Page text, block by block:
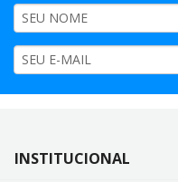
FORMAS
FORMAS DE
PAGAMENTO
INSTITUCIONAL